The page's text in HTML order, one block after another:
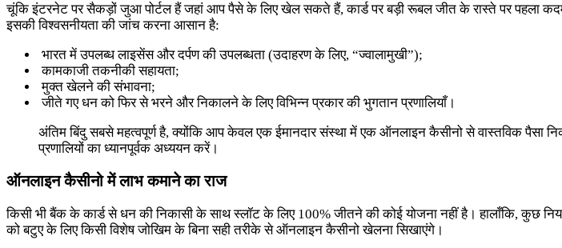
चूंकि इंटरनेट पर सैकड़ों जुआ पोर्टल हैं जहां आप पैसे के लिए खेल सकते हैं, कार्ड पर बड़ी रूबल जीत के रास्ते पर पहला
इसकी विश्वसनीयता की जांच करना आसान है:
भारत में उपलब्ध लाइसेंस और दर्पण की उपलब्धता (उदाहरण के लिए, “ज्वालामुखी”);
कामकाजी तकनीकी सहायता;
मुक्त खेलने की संभावना;
जीते गए धन को फिर से भरने और निकालने के लिए विभिन्न प्रकार की भुगतान प्रणालियाँ।
अंतिम बिंदु सबसे महत्वपूर्ण है, क्योंकि आप केवल एक ईमानदार संस्था में एक ऑनलाइन कैसीनो से वास्तविक
प्रणालियों का ध्यानपूर्वक अध्ययन करें।
ऑनलाइन कैसीनो में लाभ कमाने का राज
किसी भी बैंक के कार्ड से धन की निकासी के साथ स्लॉट के लिए 100% जीतने की कोई योजना नहीं है। हालाँकि, कुछ
को बटुए के लिए किसी विशेष जोखिम के बिना सही तरीके से ऑनलाइन कैसीनो खेलना सिखाएंगे।